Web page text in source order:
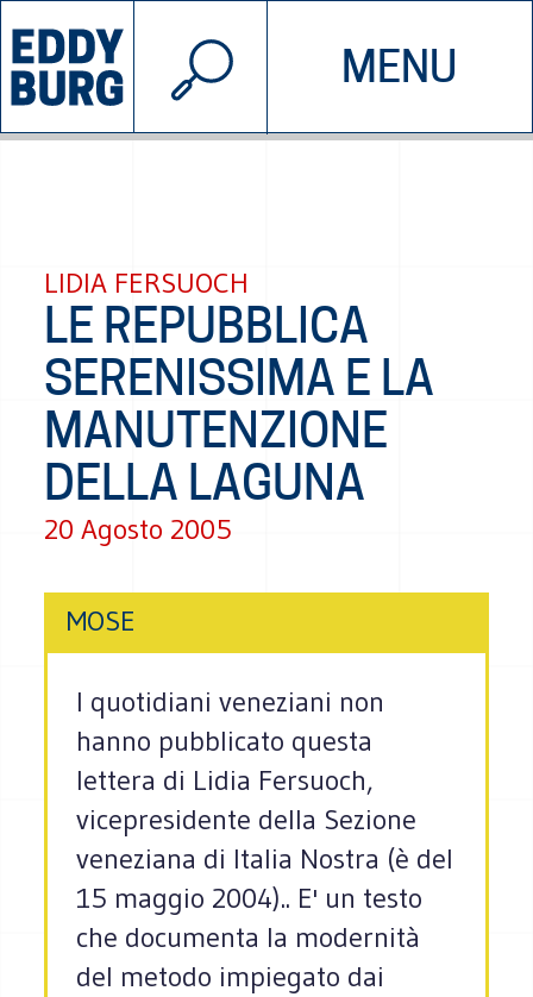
MENU
INIZIATIVE CHI SIAMO
© 2026 EDDYBURG
LIDIA FERSUOCH
LE REPUBBLICA
SERENISSIMA E LA
MANUTENZIONE
DELLA LAGUNA
20 Agosto 2005
MOSE
I quotidiani veneziani non
hanno pubblicato questa
lettera di Lidia Fersuoch,
vicepresidente della Sezione
veneziana di Italia Nostra (è del
15 maggio 2004).. E' un testo
che documenta la modernità
del metodo impiegato dai